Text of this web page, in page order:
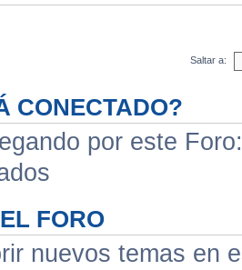
Saltar a:
CONECTADO?
por este
FORO
nuevos temas en